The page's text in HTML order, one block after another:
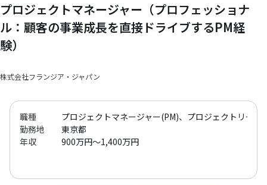
プロジェクトマネージャー（プロフェッショナ
ル：顧客の事業成長を直接ドライブするPM経
験）
株式会社フランジア・ジャパン
職種
プロジェクトマネージャー(PM)、プロジェクトリー
勤務地
東京都
年収
900万円～1,400万円